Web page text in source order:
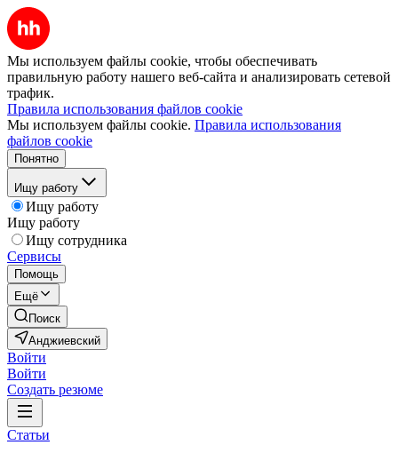
Мы используем файлы cookie, чтобы обеспечивать
правильную работу нашего веб-сайта и анализировать сетевой
трафик.
Правила использования файлов cookie
Мы используем файлы cookie. Правила использования
файлов cookie
Понятно
Ищу работу
Ищу работу
Ищу работу
Ищу сотрудника
Сервисы
Помощь
Ещё
Поиск
Анджиевский
Войти
Войти
Создать резюме
Статьи